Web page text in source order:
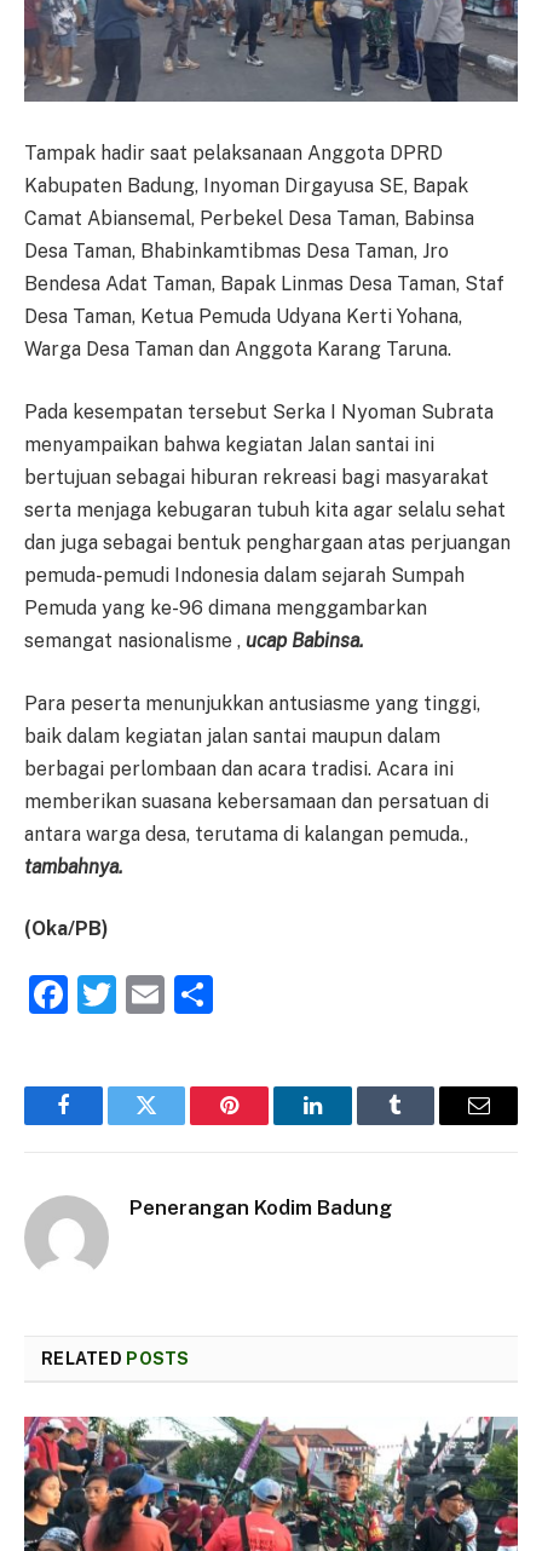
Tampak hadir saat pelaksanaan Anggota DPRD
Kabupaten Badung, Inyoman Dirgayusa SE, Bapak
Camat Abiansemal, Perbekel Desa Taman, Babinsa
Desa Taman, Bhabinkamtibmas Desa Taman, Jro
Bendesa Adat Taman, Bapak Linmas Desa Taman, Staf
Desa Taman, Ketua Pemuda Udyana Kerti Yohana,
Warga Desa Taman dan Anggota Karang Taruna.
Pada kesempatan tersebut Serka I Nyoman Subrata
menyampaikan bahwa kegiatan Jalan santai ini
bertujuan sebagai hiburan rekreasi bagi masyarakat
serta menjaga kebugaran tubuh kita agar selalu sehat
dan juga sebagai bentuk penghargaan atas perjuangan
pemuda-pemudi Indonesia dalam sejarah Sumpah
Pemuda yang ke-96 dimana menggambarkan
semangat nasionalisme , ucap Babinsa.
Para peserta menunjukkan antusiasme yang tinggi,
baik dalam kegiatan jalan santai maupun dalam
berbagai perlombaan dan acara tradisi. Acara ini
memberikan suasana kebersamaan dan persatuan di
antara warga desa, terutama di kalangan pemuda.,
tambahnya.
(Oka/PB)
Facebook
Twitter
Email
FacebookTwitter Pinterest LinkedInTumblr Email
Penerangan Kodim Badung
RELATED POSTS